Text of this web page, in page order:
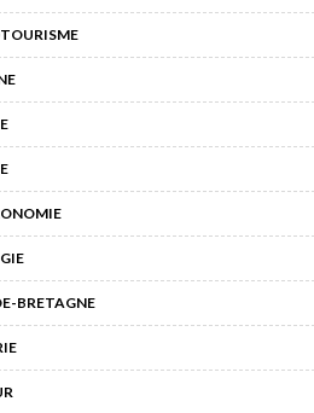
BRETAGNE